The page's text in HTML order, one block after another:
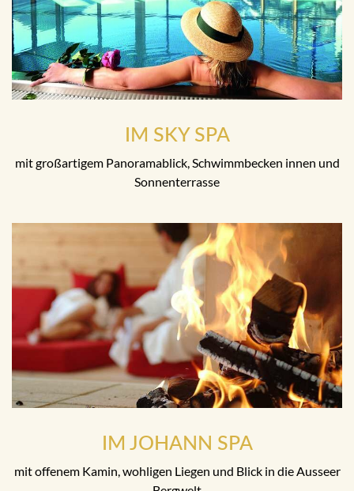
IM SKY SPA
mit großartigem Panoramablick, Schwimmbecken innen und
Sonnenterrasse
IM JOHANN SPA
mit offenem Kamin, wohligen Liegen und Blick in die Ausseer